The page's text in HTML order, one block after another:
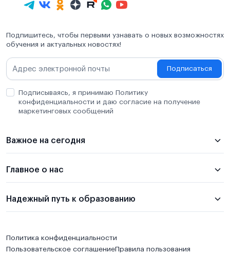
Подпишитесь, чтобы первыми узнавать о новых возможностях
обучения и актуальных новостях!
Подписаться
Подписываясь, я принимаю Политику
конфиденциальности и даю согласие на получение
маркетинговых сообщений
Важное на сегодня
Главное о нас
Надежный путь к образованию
Политика конфиденциальности
Пользовательское соглашениеПравила пользования